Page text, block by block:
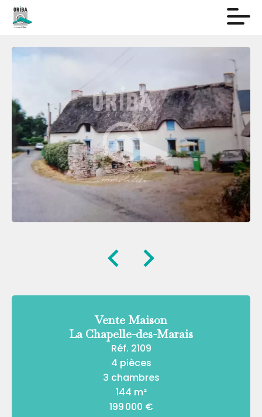
Vente Maison
La Chapelle-des-Marais
Réf. 2109
4 pièces
3 chambres
144 m²
199 000 €